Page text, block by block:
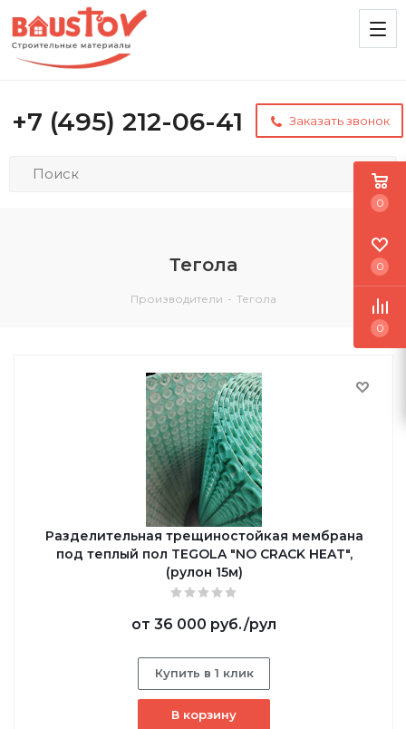
+7 (495) 212-06-41 Заказать звонок
Тегола
Производители - Тегола
Разделительная трещиностойкая мембрана
под теплый пол TEGOLA "NO CRACK HEAT",
(рулон 15м)
от 36 000 руб./рул
Купить в 1 клик
В корзину
0
0
0